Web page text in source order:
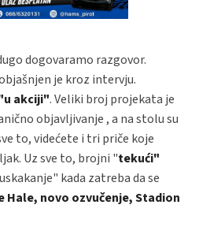
dogovaramo razgovor.
je kroz intervju.
akciji". Veliki broj projekata je
objavljivanje , a na stolu su
to, videćete i tri priče koje
Uz sve to, brojni "tekući"
kada zatreba da se
Hale, novo ozvučenje, Stadion